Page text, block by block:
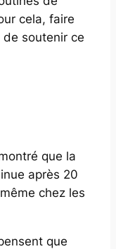
cela, faire
soutenir ce
que la
après 20
chez les
que